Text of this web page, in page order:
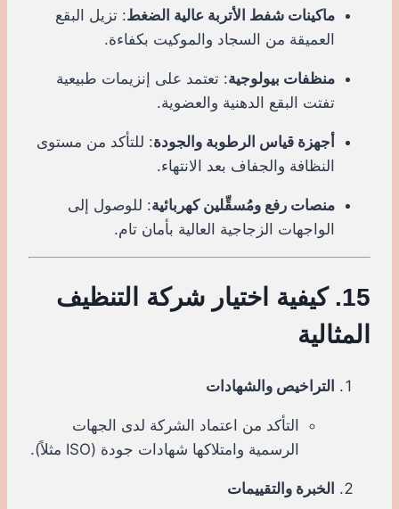
ماكينات شفط الأتربة عالية الضغط: تزيل البقع
العميقة من السجاد والموكيت بكفاءة.
منظفات بيولوجية: تعتمد على إنزيمات طبيعية
تفتت البقع الدهنية والعضوية.
أجهزة قياس الرطوبة والجودة: للتأكد من مستوى
النظافة والجفاف بعد الانتهاء.
منصات رفع ومُسقِّلين كهربائية: للوصول إلى
الواجهات الزجاجية العالية بأمان تام.
15. كيفية اختيار شركة التنظيف
المثالية
التراخيص والشهادات
التأكد من اعتماد الشركة لدى الجهات
الرسمية وامتلاكها شهادات جودة (ISO مثلاً).
الخبرة والتقييمات